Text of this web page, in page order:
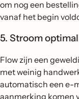
om nog een
vanaf het begin
5. Stroom
Flow zijn een
met weinig
automatisch een e-
aanmerking komen